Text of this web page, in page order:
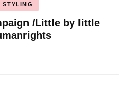
STYLING
/Little by little